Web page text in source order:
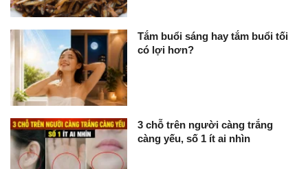
Tắm buổi sáng hay tắm buổi tối
có lợi hơn?
3 chỗ trên người càng trắng
càng yếu, số 1 ít ai nhìn